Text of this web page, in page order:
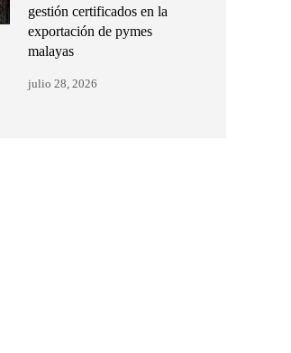
gestión certificados en la
exportación de pymes
malayas
julio 28, 2026